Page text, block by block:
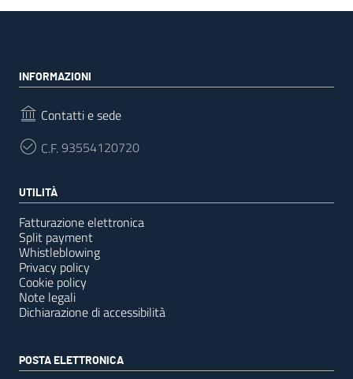
INFORMAZIONI
Contatti e sede
C.F.93554120720
UTILITÀ
Fatturazione elettronica
Split payment
Whistleblowing
Privacy policy
Cookie policy
Note legali
Dichiarazione di accessibilità
POSTA ELETTRONICA